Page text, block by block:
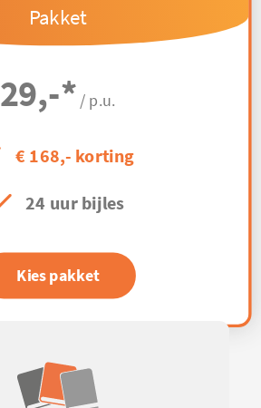
Pakket
29,-* / p.u.
€ 168,- korting
24 uur bijles
Kies pakket